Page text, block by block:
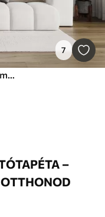
7
Fotótapéta Rendkívül részletgazdag mandalanyomat, amely gyönyörű és finom csipkemintát eredményez
–